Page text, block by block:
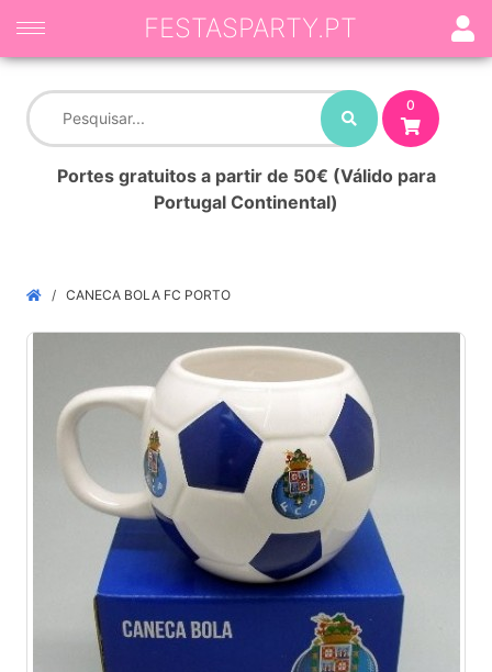
0
Portes gratuitos a partir de 50€ (Válido para
Portugal Continental)
FESTASPARTY.PT
CANECA BOLA FC PORTO